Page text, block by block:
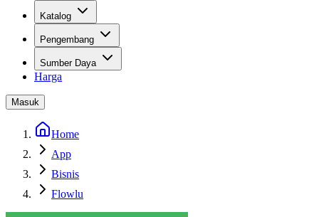
Katalog
Pengembang
Sumber Daya
Harga
Masuk
Home
App
Bisnis
Flowlu